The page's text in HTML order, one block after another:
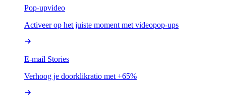
Pop-upvideo
Activeer op het juiste moment met videopop-ups
E-mail Stories
Verhoog je doorklikratio met +65%